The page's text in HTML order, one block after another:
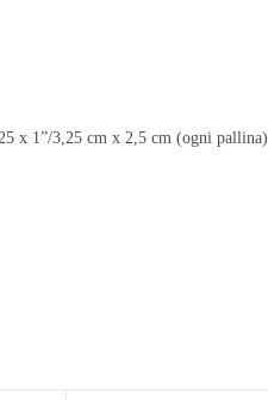
x 1”/3,25 cm x 2,5 cm (ogni pallina)